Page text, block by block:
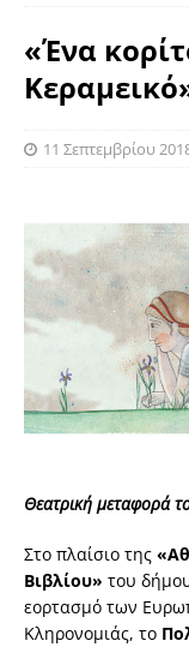
«Ένα
11 Σεπτεμβρίου
Θεατρική μεταφορά
Στο πλαίσιο της
Βιβλίου» του
εορτασμό των
Κληρονομιάς, το